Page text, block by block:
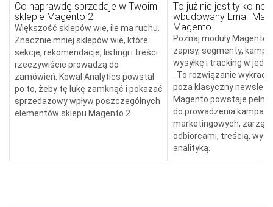
Co naprawdę sprzedaje w Twoim
sklepie Magento 2
Większość sklepów wie, ile ma ruchu.
Znacznie mniej sklepów wie, które
sekcje, rekomendacje, listingi i treści
rzeczywiście prowadzą do
zamówień. Kowal Analytics powstał
po to, żeby tę lukę zamknąć i pokazać
sprzedażowy wpływ poszczególnych
elementów sklepu Magento 2.
To już nie jest tylko
wbudowany Email
Magento
Poznaj moduły Magento,
zapisy, segmenty,
wysyłkę i tracking w
. To rozwiązanie
poza klasyczny
Magento powstaje
do prowadzenia
marketingowych,
odbiorcami, treścią,
analityką.